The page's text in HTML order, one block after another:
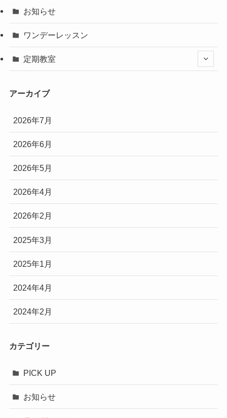
お知らせ
ワンデーレッスン
定期教室
アーカイブ
2026年7月
2026年6月
2026年5月
2026年4月
2026年2月
2025年3月
2025年1月
2024年4月
2024年2月
カテゴリー
PICK UP
お知らせ